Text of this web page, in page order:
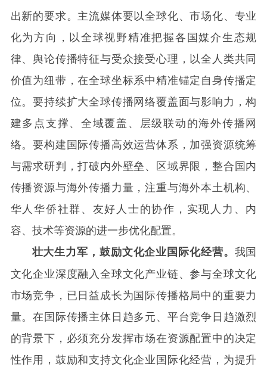
出新的要求。主流媒体要以全球化、市场化、专业
化为方向，以全球视野精准把握各国媒介生态规
律、舆论传播特征与受众接受心理，以全人类共同
价值为纽带，在全球坐标系中精准锚定自身传播定
位。要持续扩大全球传播网络覆盖面与影响力，构
建多点支撑、全域覆盖、层级联动的海外传播网
络。要构建国际传播高效运营体系，加强资源统筹
与需求研判，打破内外壁垒、区域界限，整合国内
传播资源与海外传播力量，注重与海外本土机构、
华人华侨社群、友好人士的协作，实现人力、内
容、技术等资源的进一步优化配置。
壮大生力军，鼓励文化企业国际化经营。 我国
文化企业深度融入全球文化产业链、参与全球文化
市场竞争，已日益成长为国际传播格局中的重要力
量。在国际传播主体日趋多元、平台竞争日趋激烈
的背景下，必须充分发挥市场在资源配置中的决定
性作用，鼓励和支持文化企业国际化经营，为提升